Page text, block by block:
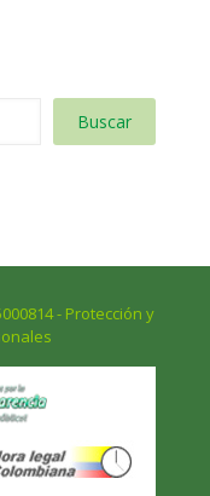
Buscar
- Protección y